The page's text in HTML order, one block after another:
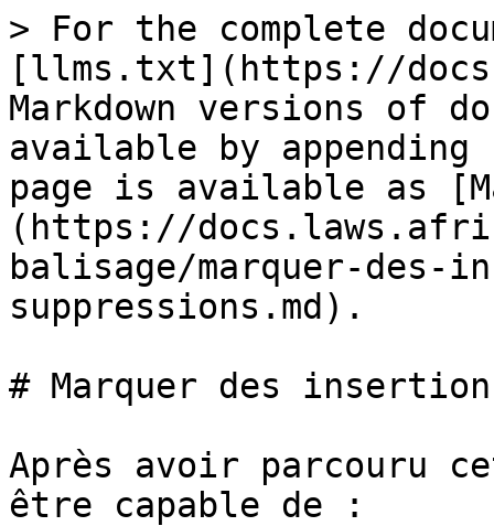
> For the complete
[llms.txt](https://
Markdown versions of
available by
page is available as
(https://
balisage/marquer-des-
suppressions.md).
# Marquer des
Après avoir parcouru
être capable de :